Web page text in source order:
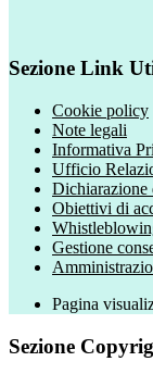
Sezione Link
Cookie policy
Note legali
Informativa
Ufficio
Dichiarazione
Obiettivi di
Gestione
Pagina
Sezione